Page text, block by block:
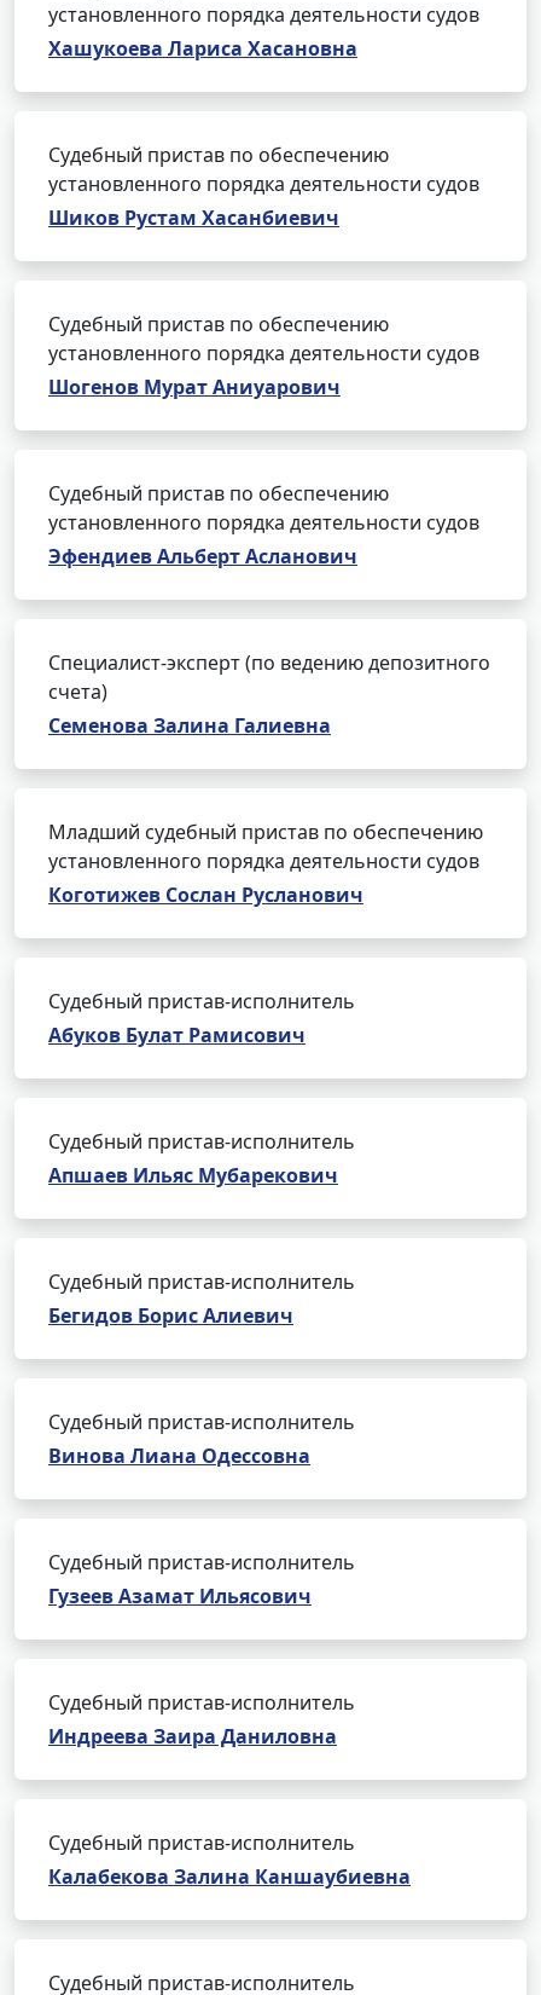
установленного порядка деятельности судов
Хашукоева Лариса Хасановна
Судебный пристав по обеспечению
установленного порядка деятельности судов
Шиков Рустам Хасанбиевич
Судебный пристав по обеспечению
установленного порядка деятельности судов
Шогенов Мурат Аниуарович
Судебный пристав по обеспечению
установленного порядка деятельности судов
Эфендиев Альберт Асланович
Специалист-эксперт (по ведению депозитного
счета)
Семенова Залина Галиевна
Младший судебный пристав по обеспечению
установленного порядка деятельности судов
Коготижев Сослан Русланович
Судебный пристав-исполнитель
Абуков Булат Рамисович
Судебный пристав-исполнитель
Апшаев Ильяс Мубарекович
Судебный пристав-исполнитель
Бегидов Борис Алиевич
Судебный пристав-исполнитель
Винова Лиана Одессовна
Судебный пристав-исполнитель
Гузеев Азамат Ильясович
Судебный пристав-исполнитель
Индреева Заира Даниловна
Судебный пристав-исполнитель
Калабекова Залина Каншаубиевна
Судебный пристав-исполнитель